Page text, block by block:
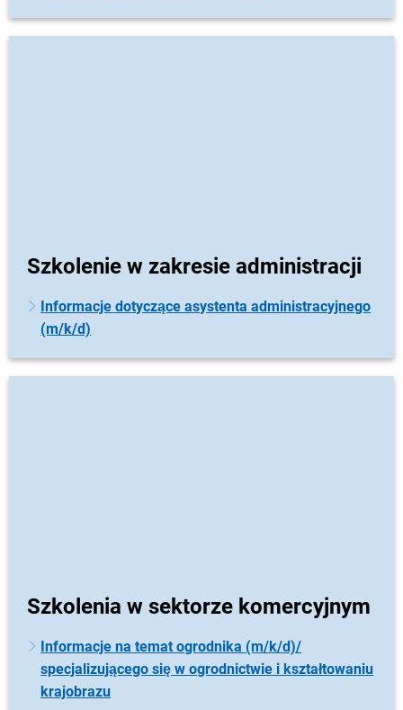
Szkolenie w zakresie administracji
Informacje dotyczące asystenta administracyjnego
(m/k/d)
Szkolenia w sektorze komercyjnym
Informacje na temat ogrodnika (m/k/d)/
specjalizującego się w ogrodnictwie i kształtowaniu
krajobrazu